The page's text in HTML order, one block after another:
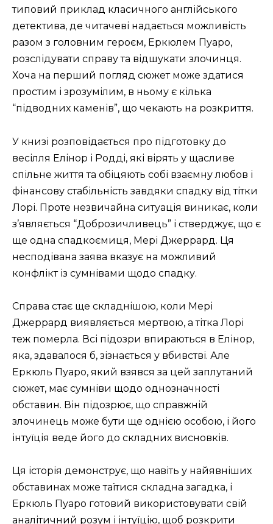
типовий приклад класичного англійського
детектива, де читачеві надається можливість
разом з головним героєм, Еркюлем Пуаро,
розслідувати справу та відшукати злочинця.
Хоча на перший погляд сюжет може здатися
простим і зрозумілим, в ньому є кілька
“підводних каменів”, що чекають на розкриття.
У книзі розповідається про підготовку до
весілля Елінор і Родді, які вірять у щасливе
спільне життя та обіцяють собі взаємну любов і
фінансову стабільність завдяки спадку від тітки
Лорі. Проте незвичайна ситуація виникає, коли
з’являється “Доброзичливець” і стверджує, що є
ще одна спадкоємиця, Мері Джеррард. Ця
несподівана заява вказує на можливий
конфлікт із сумнівами щодо спадку.
Справа стає ще складнішою, коли Мері
Джеррард виявляється мертвою, а тітка Лорі
теж померла. Всі підозри впираються в Елінор,
яка, здавалося б, зізнається у вбивстві. Але
Еркюль Пуаро, який взявся за цей заплутаний
сюжет, має сумніви щодо однозначності
обставин. Він підозрює, що справжній
злочинець може бути ще однією особою, і його
інтуїція веде його до складних висновків.
Ця історія демонструє, що навіть у найявніших
обставинах може таїтися складна загадка, і
Еркюль Пуаро готовий використовувати свій
аналітичний розум і інтуїцію, щоб розкрити